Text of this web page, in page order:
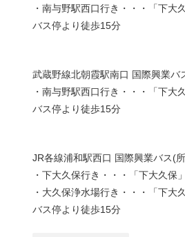
・南与野駅西口行き・・・「下大
バス停より徒歩15分
武蔵野線北朝霞駅南口 国際興業バ
・南与野駅西口行き・・・「下大
バス停より徒歩15分
JR各線浦和駅西口 国際興業バス(
・下大久保行き・・・「下大久保
・大久保浄水場行き・・・「下大
バス停より徒歩15分